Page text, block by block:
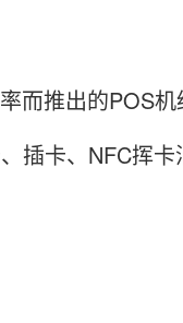
而推出的POS
插卡、NFC挥